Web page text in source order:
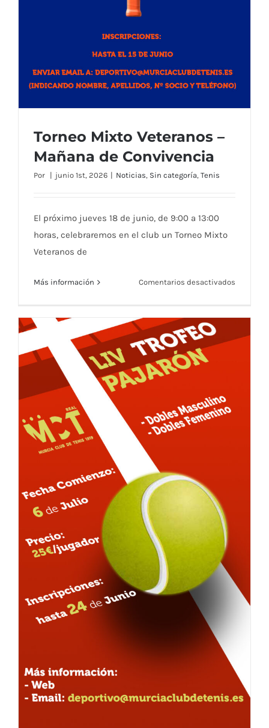
Torneo Mixto Veteranos – Mañana de
Convivencia
Torneo Mixto Veteranos –
Mañana de Convivencia
Por | junio 1st, 2026 | Noticias, Sin categoría, Tenis
El próximo jueves 18 de junio, de 9:00 a 13:00
horas, celebraremos en el club un Torneo Mixto
Veteranos de
Más información Comentarios desactivados
–